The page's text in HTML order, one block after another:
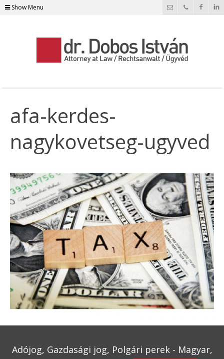
Show Menu
afa-kerdes-
nagykovetseg-ugyved
Adójog, Gazdasági jog, Polgári perek - Magyar,